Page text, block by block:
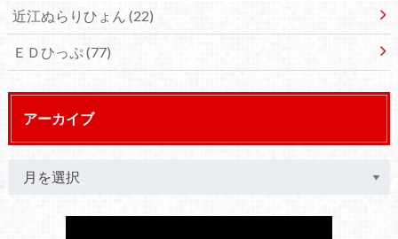
近江ぬらりひょん (22)
ＥＤひっぷ(77)
アーカイブ